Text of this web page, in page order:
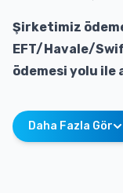
Şirketimiz
EFT/Havale/
ödemesi yolu ile
Daha Fazla Gör